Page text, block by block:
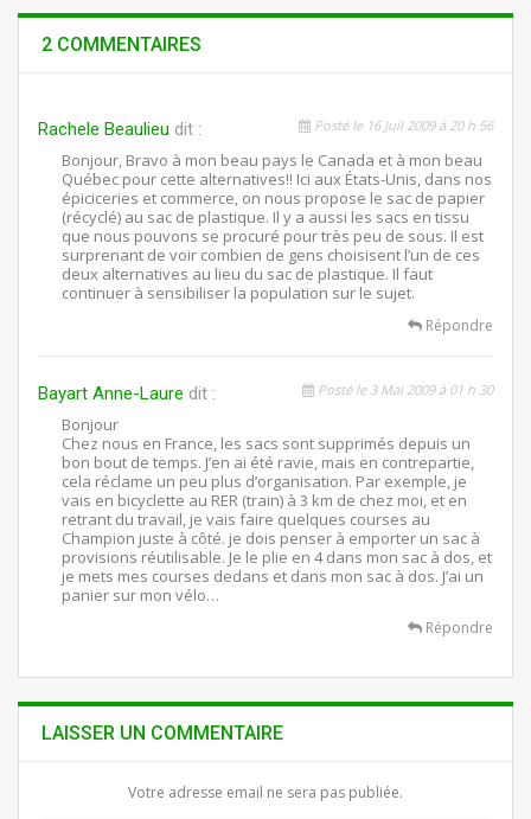
2 COMMENTAIRES
Rachele Beaulieu dit : Posté le 16 Juil 2009 à 20 h 56
Bonjour, Bravo à mon beau pays le Canada et à mon beau
Québec pour cette alternatives!! Ici aux États-Unis, dans nos
épiciceries et commerce, on nous propose le sac de papier
(récyclé) au sac de plastique. Il y a aussi les sacs en tissu
que nous pouvons se procuré pour très peu de sous. Il est
surprenant de voir combien de gens choisisent l’un de ces
deux alternatives au lieu du sac de plastique. Il faut
continuer à sensibiliser la population sur le sujet.
Répondre
Bayart Anne-Laure dit : Posté le 3 Mai 2009 à 01 h 30
Bonjour
Chez nous en France, les sacs sont supprimés depuis un
bon bout de temps. J’en ai été ravie, mais en contrepartie,
cela réclame un peu plus d’organisation. Par exemple, je
vais en bicyclette au RER (train) à 3 km de chez moi, et en
retrant du travail, je vais faire quelques courses au
Champion juste à côté. je dois penser à emporter un sac à
provisions réutilisable. Je le plie en 4 dans mon sac à dos, et
je mets mes courses dedans et dans mon sac à dos. J’ai un
panier sur mon vélo…
Répondre
LAISSER UN COMMENTAIRE
Votre adresse email ne sera pas publiée.